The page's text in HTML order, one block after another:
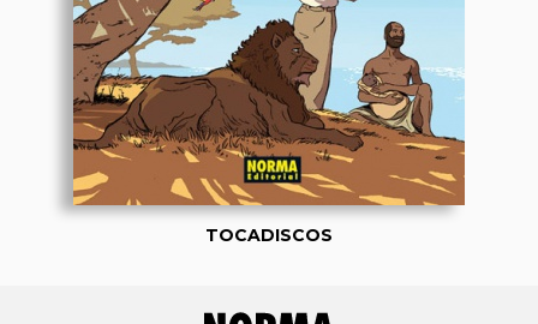
TOCADISCOS